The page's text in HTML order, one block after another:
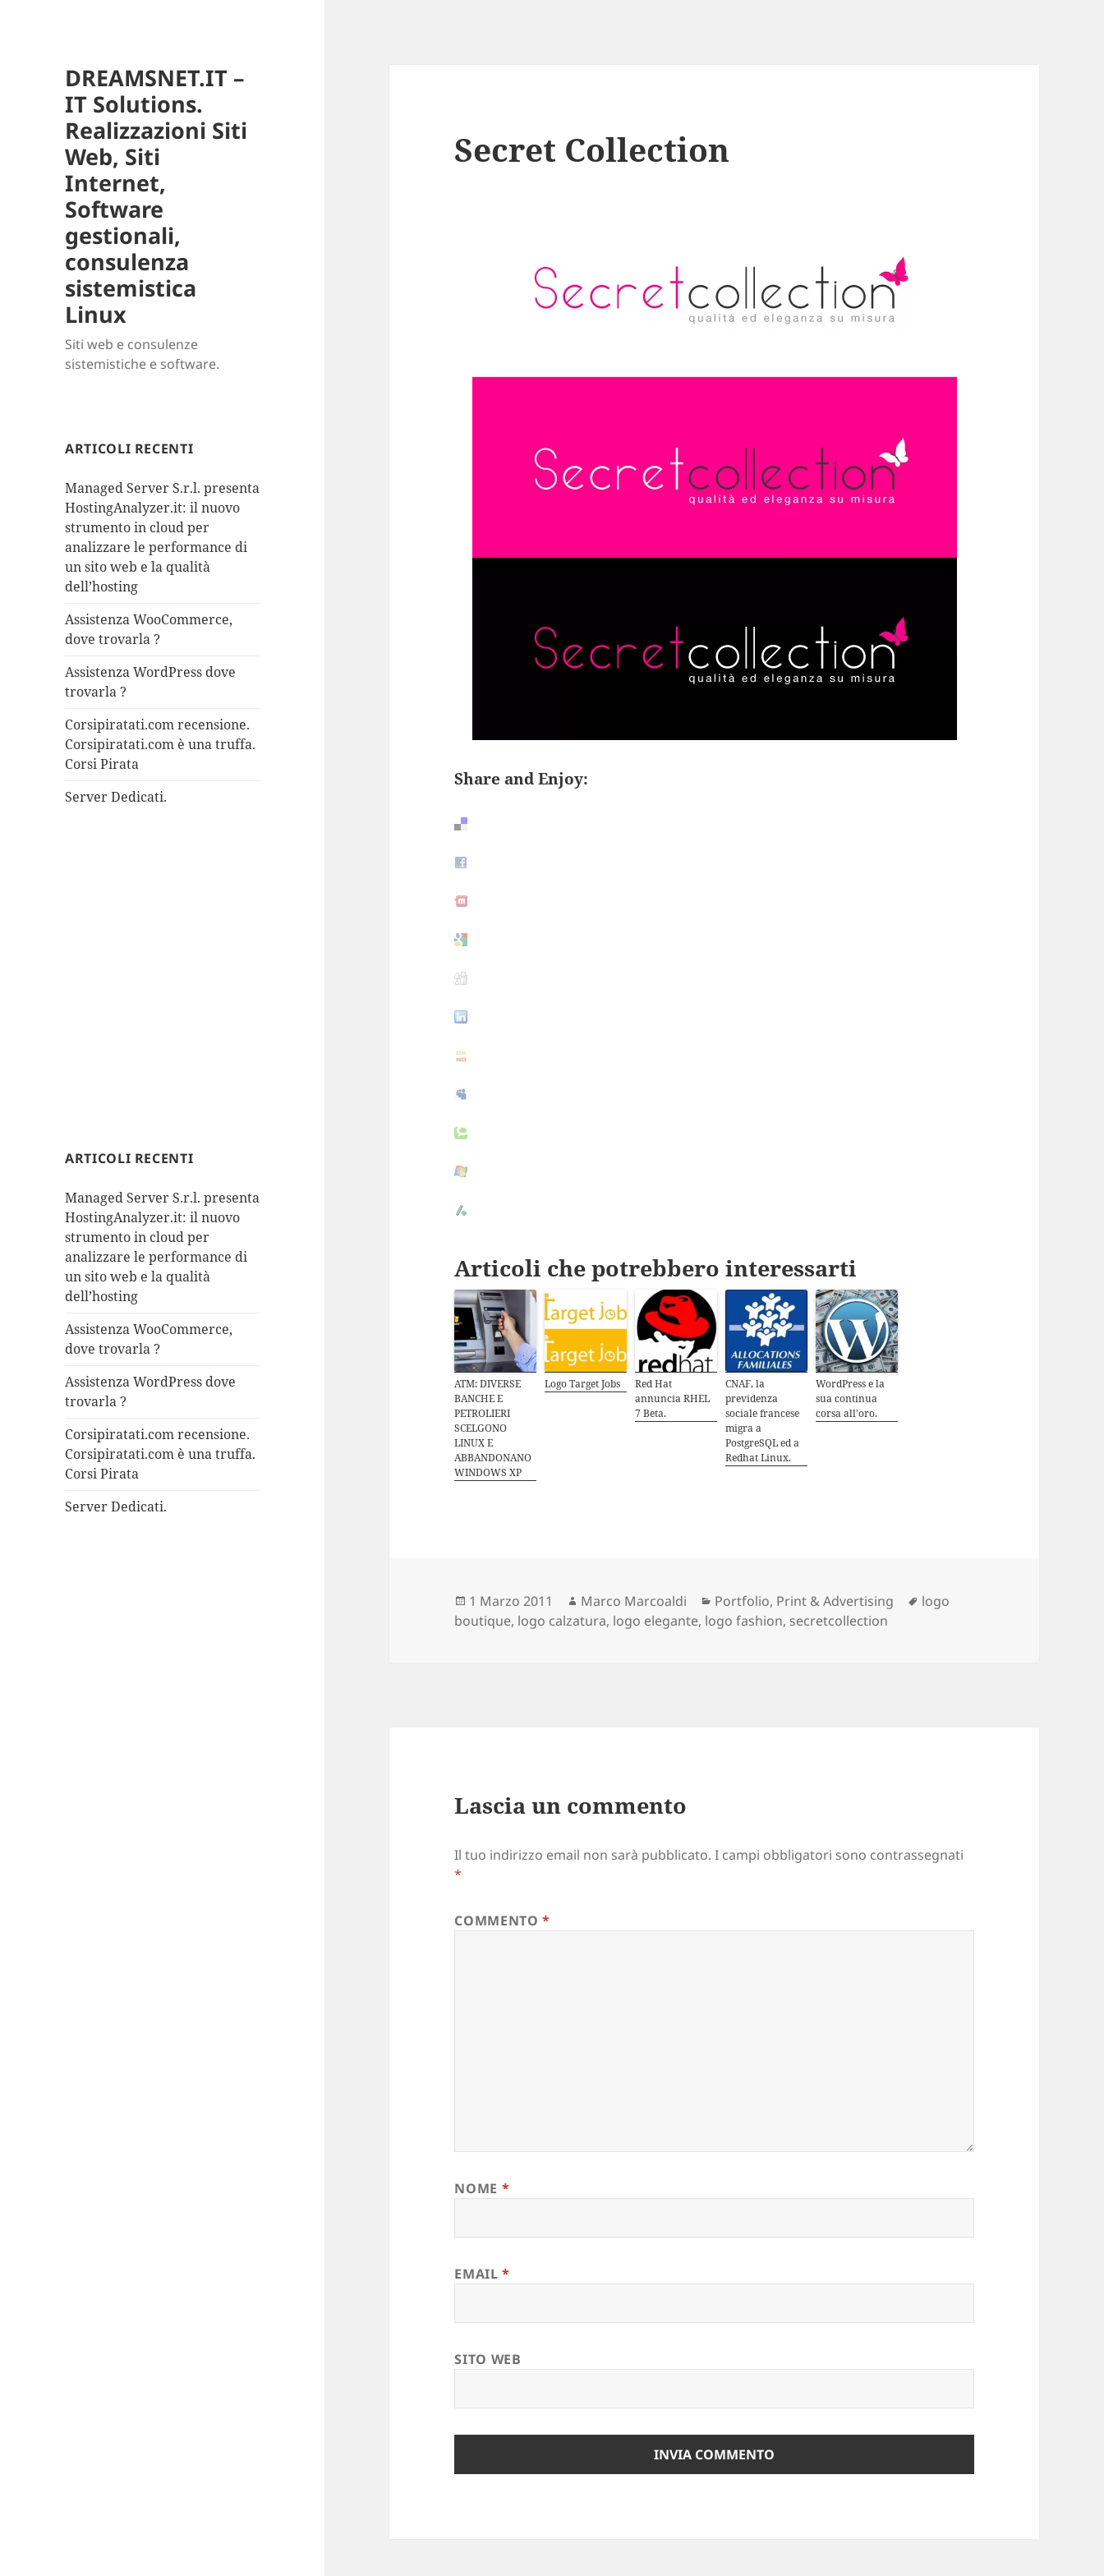
DREAMSNET.IT –
IT Solutions.
Realizzazioni Siti
Web, Siti
Internet,
Software
gestionali,
consulenza
sistemistica
Linux
Siti web e consulenze
sistemistiche e software.
ARTICOLI RECENTI
Managed Server S.r.l. presenta
HostingAnalyzer.it: il nuovo
strumento in cloud per
analizzare le performance di
un sito web e la qualità
dell’hosting
Assistenza WooCommerce,
dove trovarla ?
Assistenza WordPress dove
trovarla ?
Corsipiratati.com recensione.
Corsipiratati.com è una truffa.
Corsi Pirata
Server Dedicati.
ARTICOLI RECENTI
Managed Server S.r.l. presenta
HostingAnalyzer.it: il nuovo
strumento in cloud per
analizzare le performance di
un sito web e la qualità
dell’hosting
Assistenza WooCommerce,
dove trovarla ?
Assistenza WordPress dove
trovarla ?
Corsipiratati.com recensione.
Corsipiratati.com è una truffa.
Corsi Pirata
Server Dedicati.
Secret Collection
Share and Enjoy:
Articoli che potrebbero interessarti
ATM: DIVERSE
BANCHE E
PETROLIERI
SCELGONO
LINUX E
ABBANDONANO
WINDOWS XP
Logo Target Jobs
Red Hat
annuncia RHEL
7 Beta.
CNAF, la
previdenza
sociale francese
migra a
PostgreSQL ed a
Redhat Linux.
WordPress e la
sua continua
corsa all’oro.
Scritto
il
1 Marzo 2011 Autore
Marco Marcoaldi Categorie
Portfolio, Print & Advertising Tag
logo
boutique, logo calzatura, logo elegante, logo fashion, secretcollection
Lascia un commento
Il tuo indirizzo email non sarà pubblicato. I campi obbligatori sono contrassegnati
*
COMMENTO*
NOME *
EMAIL*
SITO WEB